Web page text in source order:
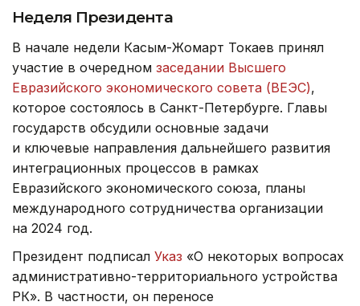
Неделя Президента
В начале недели Касым-Жомарт Токаев принял
участие в очередном заседании Высшего
Евразийского экономического совета (ВЕЭС),
которое состоялось в Санкт-Петербурге. Главы
государств обсудили основные задачи
и ключевые направления дальнейшего развития
интеграционных процессов в рамках
Евразийского экономического союза, планы
международного сотрудничества организации
на 2024 год.
Президент подписал Указ «О некоторых вопросах
административно-территориального устройства
РК». В частности, он переносе